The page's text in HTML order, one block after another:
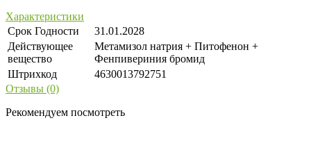
Характеристики
Срок Годности
31.01.2028
Действующее
вещество
Метамизол натрия + Питофенон +
Фенпивериния бромид
Штрихкод
4630013792751
Отзывы (0)
Рекомендуем посмотреть